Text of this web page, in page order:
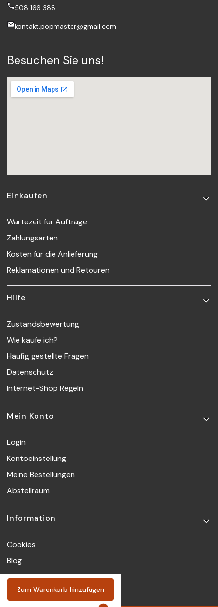
508 166 388
kontakt.popmaster@gmail.com
Besuchen Sie uns!
Fußzeilenmenü
Einkaufen
Wartezeit für Aufträge
Zahlungsarten
Kosten für die Anlieferung
Reklamationen und Retouren
Hilfe
Zustandsbewertung
Wie kaufe ich?
Häufig gestellte Fragen
Datenschutz
Internet-Shop Regeln
Mein Konto
Login
Kontoeinstellung
Meine Bestellungen
Abstellraum
Information
Cookies
Blog
Kontakt
Zum Warenkorb hinzufügen